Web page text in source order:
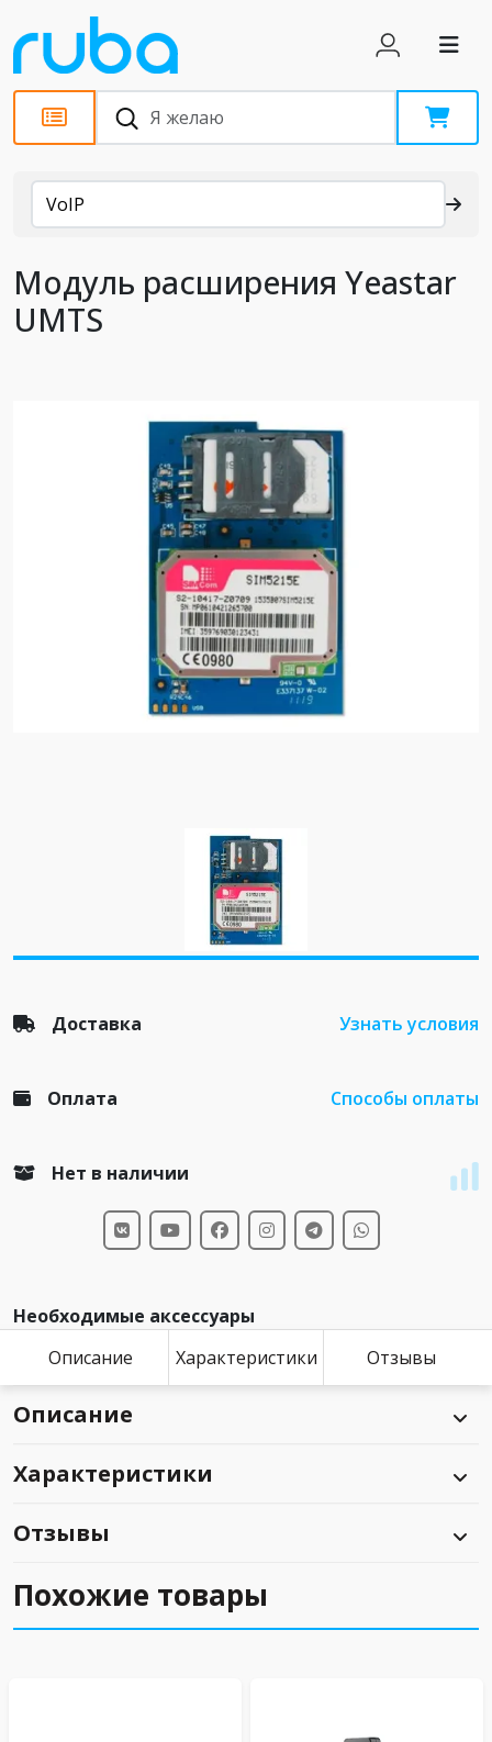
Каталог
VoIP
Модуль расширения Yeastar
UMTS
Доставка Узнать условия
Оплата Способы оплаты
Нет в наличии
Необходимые аксессуары
Описание
Характеристики Отзывы
Описание
Характеристики
Отзывы
Похожие товары